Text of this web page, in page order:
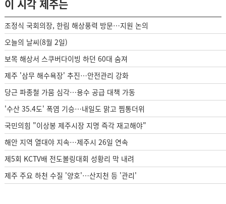
이 시각 제주는
조정식 국회의장, 한림 해상풍력 방문…지원 논의
오늘의 날씨(8월 2일)
보목 해상서 스쿠버다이빙 하던 60대 숨져
제주 '삼무 해수욕장' 추진…안전관리 강화
당근 파종철 가뭄 심각…용수 공급 대책 가동
'수산 35.4도' 폭염 기승…내일도 맑고 찜통더위
국민의힘 "이상봉 제주시장 지명 즉각 재고해야"
해안 지역 열대야 지속…제주시 26일 연속
제5회 KCTV배 전도볼링대회 성황리 막 내려
제주 주요 하천 수질 '양호'…산지천 등 '관리'